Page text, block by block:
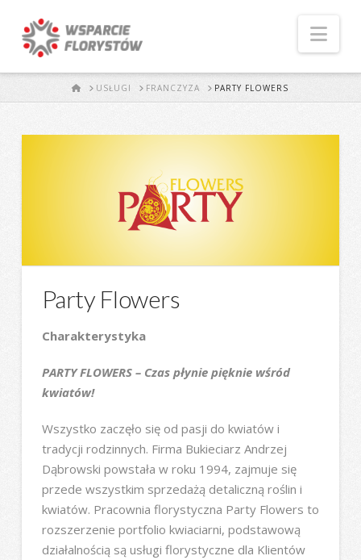
STARTUSŁUGI FRANCZYZA PARTY FLOWERS
Party Flowers
Charakterystyka
PARTY FLOWERS – Czas płynie pięknie wśród
kwiatów!
Wszystko zaczęło się od pasji do kwiatów i
tradycji rodzinnych. Firma Bukieciarz Andrzej
Dąbrowski powstała w roku 1994, zajmuje się
przede wszystkim sprzedażą detaliczną roślin i
kwiatów. Pracownia florystyczna Party Flowers to
rozszerzenie portfolio kwiaciarni, podstawową
działalnością są usługi florystyczne dla Klientów